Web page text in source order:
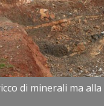
di minerali ma